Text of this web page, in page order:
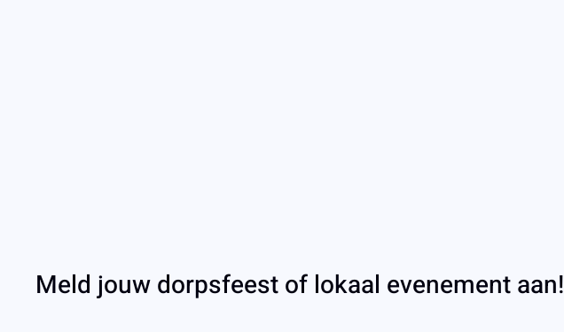
Meld jouw dorpsfeest of lokaal evenement aan!